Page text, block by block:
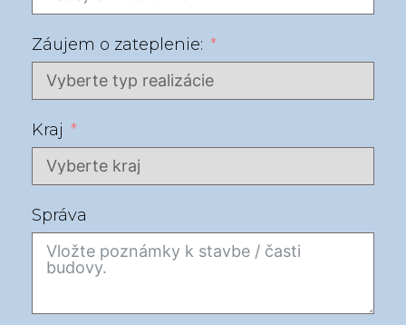
Záujem o zateplenie:
Kraj
Správa